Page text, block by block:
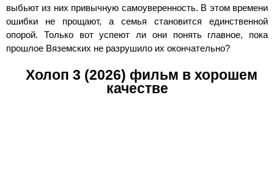
выбьют из них привычную самоуверенность. В этом времени
ошибки не прощают, а семья становится единственной
опорой. Только вот успеют ли они понять главное, пока
прошлое Вяземских не разрушило их окончательно?
Холоп 3 (2026) фильм в хорошем
качестве